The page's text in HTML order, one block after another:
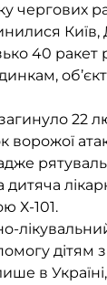
чергових
40 ракет
ворожої
Х-101.
дітям
в